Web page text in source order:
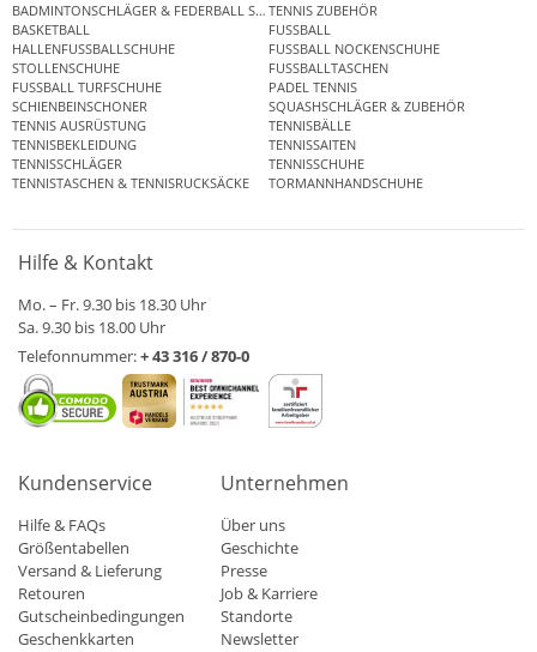
BADMINTONSCHLÄGER & FEDERBALL SETSTENNIS ZUBEHÖR
BASKETBALL
FUSSBALL
HALLENFUSSBALLSCHUHE
FUSSBALL NOCKENSCHUHE
STOLLENSCHUHE
FUSSBALLTASCHEN
FUSSBALL TURFSCHUHE
PADEL TENNIS
SCHIENBEINSCHONER
SQUASHSCHLÄGER & ZUBEHÖR
TENNIS AUSRÜSTUNG
TENNISBÄLLE
TENNISBEKLEIDUNG
TENNISSAITEN
TENNISSCHLÄGER
TENNISSCHUHE
TENNISTASCHEN & TENNISRUCKSÄCKE
TORMANNHANDSCHUHE
Hilfe & Kontakt
Mo. – Fr. 9.30 bis 18.30 Uhr
Sa. 9.30 bis 18.00 Uhr
Telefonnummer:+ 43 316 / 870-0
Kundenservice
Hilfe & FAQs
Größentabellen
Versand & Lieferung
Retouren
Gutscheinbedingungen
Geschenkkarten
Unternehmen
Über uns
Geschichte
Presse
Job & Karriere
Standorte
Newsletter